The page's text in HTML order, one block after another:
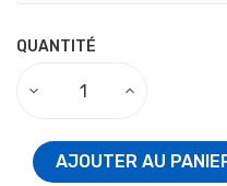
QUANTITÉ
AJOUTER AU